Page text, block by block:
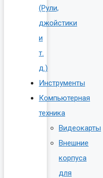
(Рули,
джойстики
и
т.
д.)
Инструменты
Компьютерная
техника
Видеокарты
Внешние
корпуса
для